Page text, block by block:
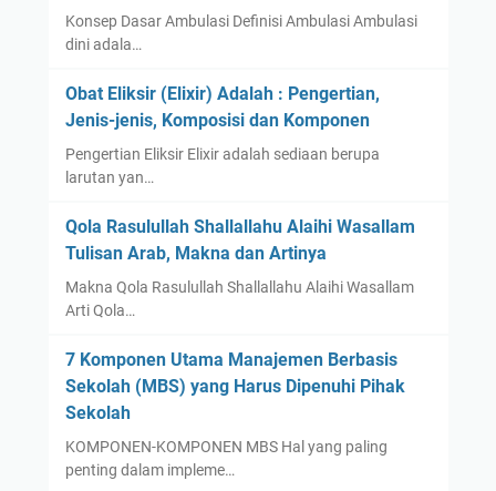
Konsep Dasar Ambulasi Definisi Ambulasi Ambulasi
dini adala…
Obat Eliksir (Elixir) Adalah : Pengertian,
Jenis-jenis, Komposisi dan Komponen
Pengertian Eliksir Elixir adalah sediaan berupa
larutan yan…
Qola Rasulullah Shallallahu Alaihi Wasallam
Tulisan Arab, Makna dan Artinya
Makna Qola Rasulullah Shallallahu Alaihi Wasallam
Arti Qola…
7 Komponen Utama Manajemen Berbasis
Sekolah (MBS) yang Harus Dipenuhi Pihak
Sekolah
KOMPONEN-KOMPONEN MBS Hal yang paling
penting dalam impleme…